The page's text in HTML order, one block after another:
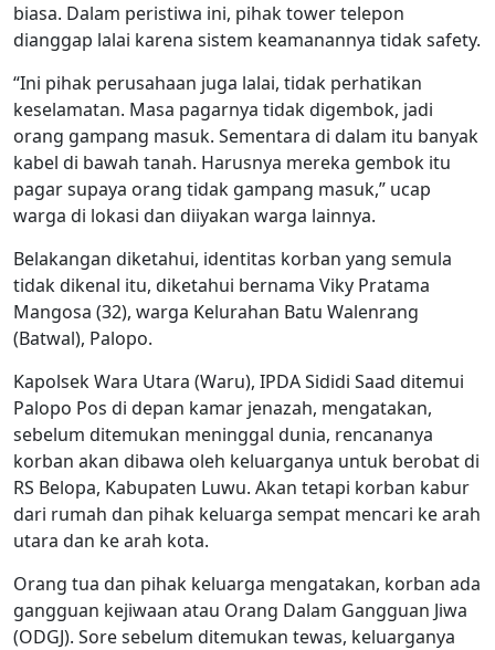
biasa. Dalam peristiwa ini, pihak tower telepon
dianggap lalai karena sistem keamanannya tidak safety.
“Ini pihak perusahaan juga lalai, tidak perhatikan
keselamatan. Masa pagarnya tidak digembok, jadi
orang gampang masuk. Sementara di dalam itu banyak
kabel di bawah tanah. Harusnya mereka gembok itu
pagar supaya orang tidak gampang masuk,” ucap
warga di lokasi dan diiyakan warga lainnya.
Belakangan diketahui, identitas korban yang semula
tidak dikenal itu, diketahui bernama Viky Pratama
Mangosa (32), warga Kelurahan Batu Walenrang
(Batwal), Palopo.
Kapolsek Wara Utara (Waru), IPDA Sididi Saad ditemui
Palopo Pos di depan kamar jenazah, mengatakan,
sebelum ditemukan meninggal dunia, rencananya
korban akan dibawa oleh keluarganya untuk berobat di
RS Belopa, Kabupaten Luwu. Akan tetapi korban kabur
dari rumah dan pihak keluarga sempat mencari ke arah
utara dan ke arah kota.
Orang tua dan pihak keluarga mengatakan, korban ada
gangguan kejiwaan atau Orang Dalam Gangguan Jiwa
(ODGJ). Sore sebelum ditemukan tewas, keluarganya